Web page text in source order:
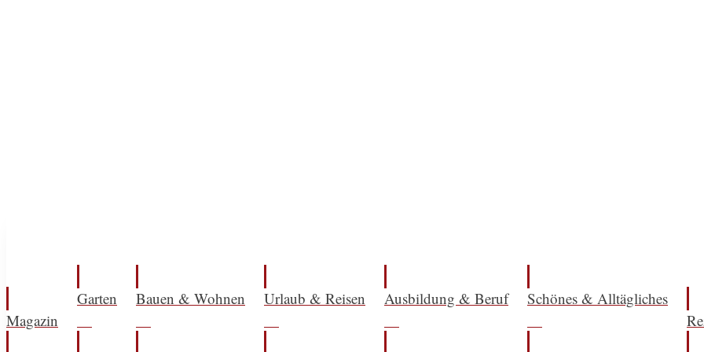
Magazin
Garten Bauen & Wohnen Urlaub & Reisen Ausbildung & Beruf
Schönes & Alltägliches